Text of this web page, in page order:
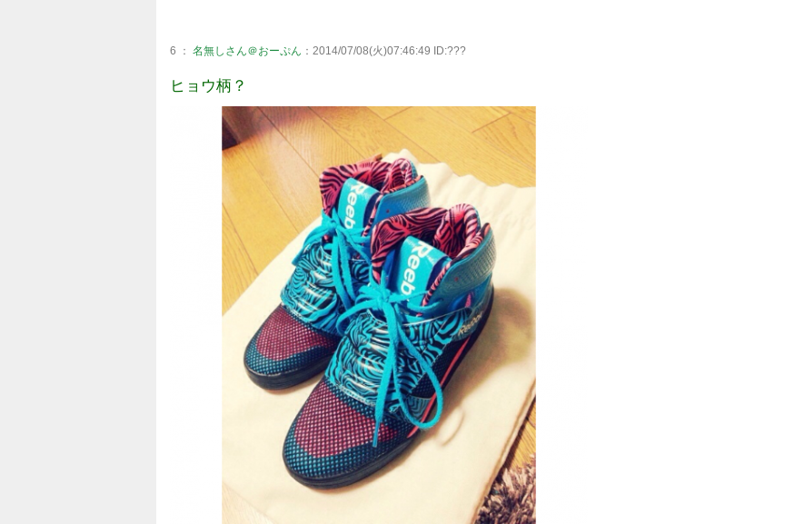
6 ： 名無しさん＠おーぷん ：2014/07/08(火)07:46:49 ID:???
ヒョウ柄？